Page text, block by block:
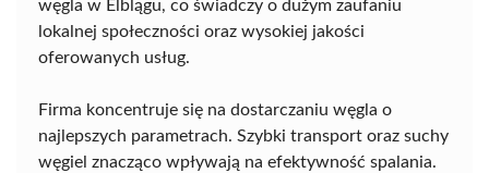
węgla w Elblągu, co świadczy o dużym zaufaniu
lokalnej społeczności oraz wysokiej jakości
oferowanych usług.
Firma koncentruje się na dostarczaniu węgla o
najlepszych parametrach. Szybki transport oraz suchy
węgiel znacząco wpływają na efektywność spalania.